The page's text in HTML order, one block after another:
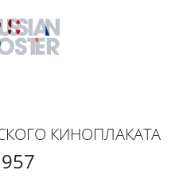
КИНОПЛАКАТА